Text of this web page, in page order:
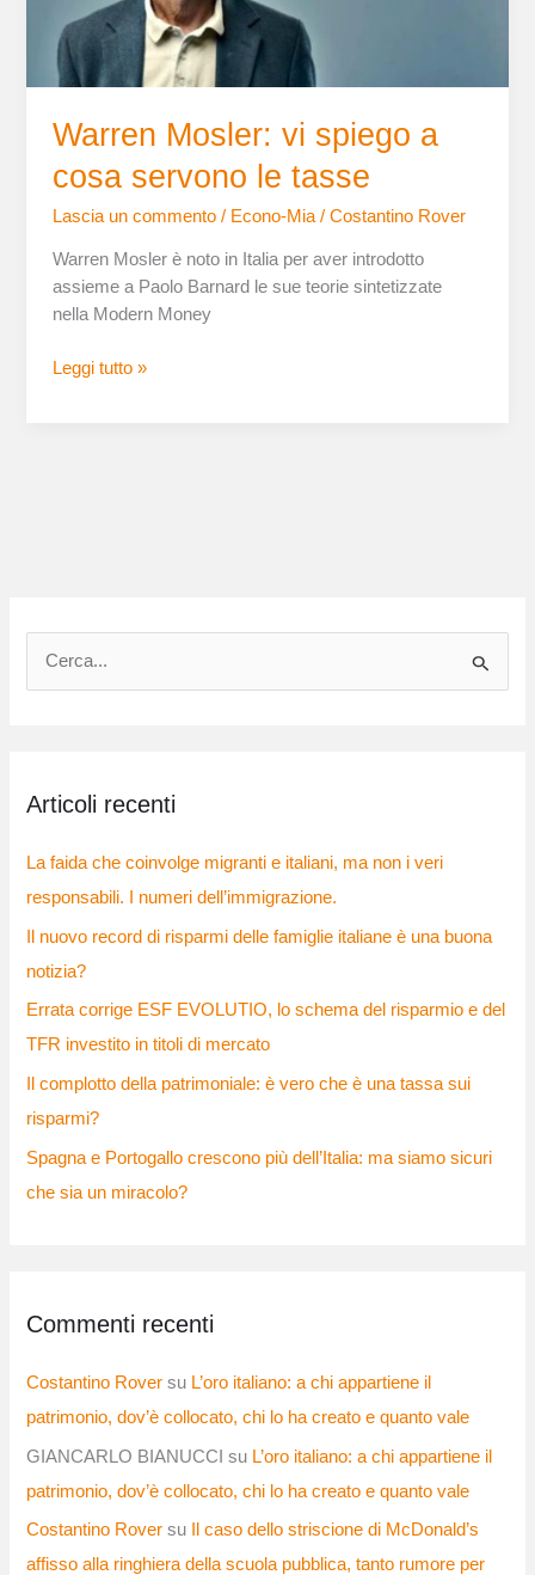
Warren Mosler: vi spiego a
cosa servono le tasse
Lascia un commento / Econo-Mia /Costantino Rover
Warren Mosler è noto in Italia per aver introdotto
assieme a Paolo Barnard le sue teorie sintetizzate
nella Modern Money
tasse
Leggi tutto »
a
Articoli recenti
La faida che coinvolge migranti e italiani, ma non i veri
responsabili. I numeri dell’immigrazione.
Il nuovo record di risparmi delle famiglie italiane è una buona
notizia?
Errata corrige ESF EVOLUTIO, lo schema del risparmio e del
TFR investito in titoli di mercato
Il complotto della patrimoniale: è vero che è una tassa sui
risparmi?
Spagna e Portogallo crescono più dell’Italia: ma siamo sicuri
che sia un miracolo?
Commenti recenti
Costantino Rover su L’oro italiano: a chi appartiene il
patrimonio, dov’è collocato, chi lo ha creato e quanto vale
GIANCARLO BIANUCCI su L’oro italiano: a chi appartiene il
patrimonio, dov’è collocato, chi lo ha creato e quanto vale
Costantino Rover su
Il caso dello striscione di McDonald’s
affisso alla ringhiera della scuola pubblica, tanto rumore per